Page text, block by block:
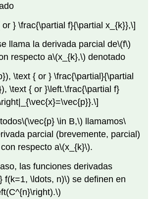
} \frac{\partial f}{\partial x_{k}},\]
llama la derivada parcial de\(f\)
respecto a\(x_{k},\) denotado
\text { or } \frac{\partial}{\partial
\text { or }\left.\frac{\partial f}
\(\vec{p} \in B,\) llamamos\
parcial (brevemente, parcial)
con respecto a\(x_{k}\).
las funciones derivadas
f(k=1, \ldots, n)\) se definen en